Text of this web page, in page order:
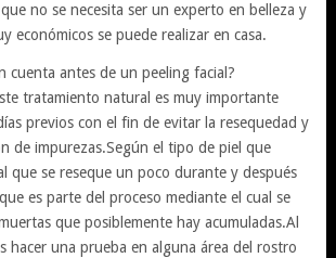
no se necesita ser un experto en belleza y
económicos se puede realizar en casa.
cuenta antes de un peeling facial?
tratamiento natural es muy importante
previos con el fin de evitar la resequedad y
de impurezas.Según el tipo de piel que
que se reseque un poco durante y después
es parte del proceso mediante el cual se
que posiblemente hay acumuladas.Al
hacer una prueba en alguna área del rostro